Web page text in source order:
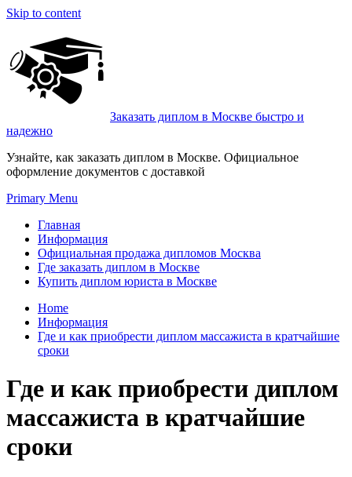
Skip to content
Заказать диплом в Москве быстро и
надежно
Узнайте, как заказать диплом в Москве. Официальное
оформление документов с доставкой
Primary Menu
Главная
Информация
Официальная продажа дипломов Москва
Где заказать диплом в Москве
Купить диплом юриста в Москве
Home
Информация
Где и как приобрести диплом массажиста в кратчайшие
сроки
Где и как приобрести диплом
массажиста в кратчайшие
сроки